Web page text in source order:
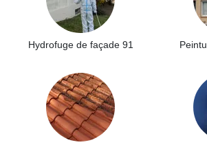
Hydrofuge de façade 91